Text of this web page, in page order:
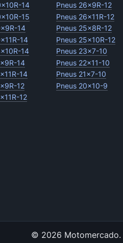
14
15
14
14
14
14
14
12
12
Pneus 26x9R-12
Pneus 26x11R-12
Pneus 25x8R-12
Pneus 25x10R-12
Pneus 23x7-10
Pneus 22x11-10
Pneus 21x7-10
Pneus 20x10-9
© 2026 Motomercado.